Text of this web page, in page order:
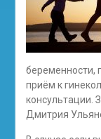
беременности,
приём к
консультации.
Дмитрия